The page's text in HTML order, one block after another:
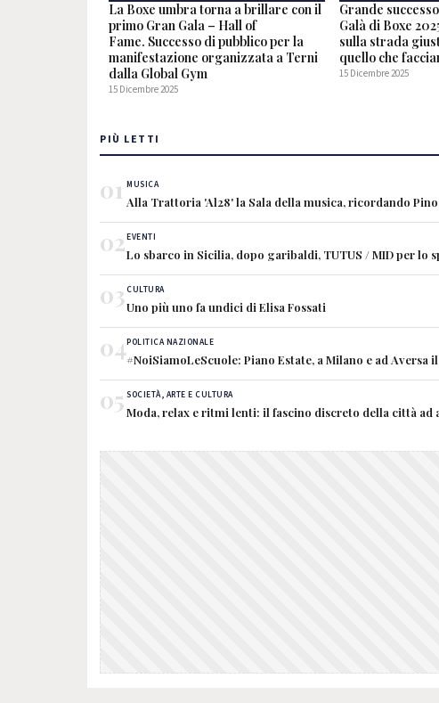
La Boxe umbra torna a brillare con il
primo Gran Gala – Hall of
Fame. Successo di pubblico per la
manifestazione organizzata a Terni
dalla Global Gym
15 Dicembre 2025
Grande
Galà di Boxe
sulla strada
quello che
15 Dicembre 2025
PIÙ LETTI
01 MUSICA
Alla Trattoria 'Al28' la Sala della musica, ricordando
02EVENTI
Lo sbarco in Sicilia, dopo garibaldi, TUTUS / MID per lo
03CULTURA
Uno più uno fa undici di Elisa Fossati
04POLITICA NAZIONALE
#NoiSiamoLeScuole: Piano Estate, a Milano e ad
05 SOCIETÀ, ARTE E CULTURA
Moda, relax e ritmi lenti: il fascino discreto della città ad